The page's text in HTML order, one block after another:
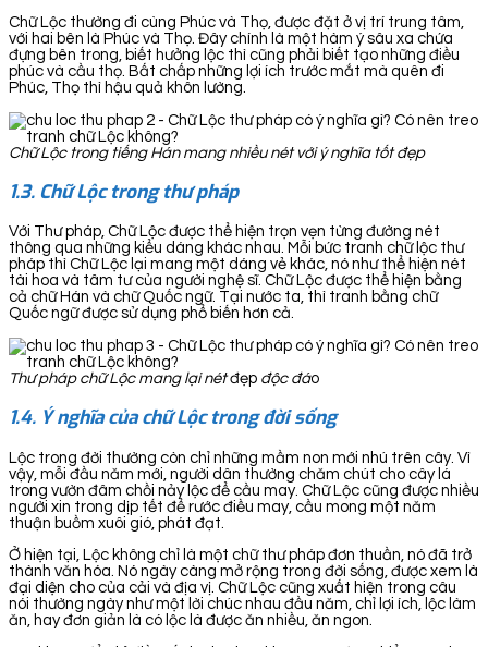
Chữ Lộc thường đi cùng Phúc và Thọ, được đặt ở vị trí trung tâm,
với hai bên là Phúc và Thọ. Đây chính là một hàm ý sâu xa chứa
đựng bên trong, biết hưởng lộc thì cũng phải biết tạo những điều
phúc và cầu thọ. Bất chấp những lợi ích trước mắt mà quên đi
Phúc, Thọ thì hậu quả khôn lường.
Chữ Lộc trong tiếng Hán mang nhiều nét với ý nghĩa tốt đẹp
1.3. Chữ Lộc trong thư pháp
Với Thư pháp, Chữ Lộc được thể hiện trọn vẹn từng đường nét
thông qua những kiểu dáng khác nhau. Mỗi bức tranh chữ lộc thư
pháp thì Chữ Lộc lại mang một dáng vẻ khác, nó như thể hiện nét
tài hoa và tâm tư của người nghệ sĩ. Chữ Lộc được thể hiện bằng
cả chữ Hán và chữ Quốc ngữ. Tại nước ta, thì tranh bằng chữ
Quốc ngữ được sử dụng phổ biến hơn cả.
Thư pháp chữ Lộc mang lại nétđẹp độc đáo
1.4. Ý nghĩa của chữ Lộc trong đời sống
Lộc trong đời thường còn chỉ những mầm non mới nhú trên cây. Vì
vậy, mỗi đầu năm mới, người dân thường chăm chút cho cây lá
trong vườn đâm chồi nảy lộc để cầu may. Chữ Lộc cũng được nhiều
người xin trong dịp tết để rước điều may, cầu mong một năm
thuận buồm xuôi gió, phát đạt.
Ở hiện tại, Lộc không chỉ là một chữ thư pháp đơn thuần, nó đã trở
thành văn hóa. Nó ngày càng mở rộng trong đời sống, được xem là
đại diện cho của cải và địa vị. Chữ Lộc cũng xuất hiện trong câu
nói thường ngày như một lời chúc nhau đầu năm, chỉ lợi ích, lộc làm
ăn, hay đơn giản là có lộc là được ăn nhiều, ăn ngon.